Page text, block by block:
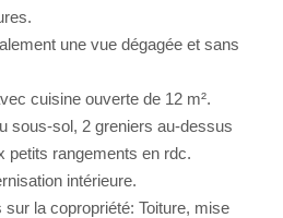
une vue dégagée et sans
cuisine ouverte de 12 m².
sous-sol, 2 greniers au-dessus
petits rangements en rdc.
intérieure.
la copropriété: Toiture, mise